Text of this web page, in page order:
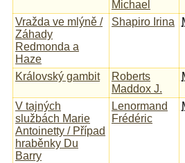
Michael
Vražda ve mlýně /
Záhady
Redmonda a
Haze
Shapiro Irina
Královský gambit
Roberts
Maddox J.
V tajných
službách Marie
Antoinetty / Případ
hraběnky Du
Barry
Lenormand
Frédéric